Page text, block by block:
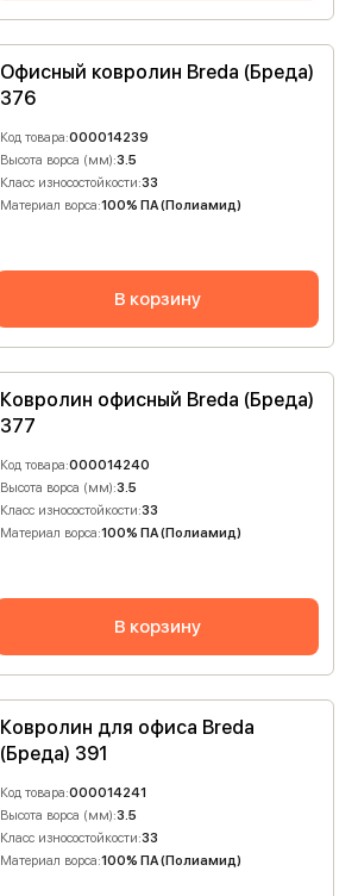
Офисный ковролин Breda (Бреда)
376
Код товара:000014239
Высота ворса (мм):3.5
Класс износостойкости:33
Материал ворса:100% ПА (Полиамид)
В корзину
Ковролин офисный Breda (Бреда)
377
Код товара:000014240
Высота ворса (мм):3.5
Класс износостойкости:33
Материал ворса:100% ПА (Полиамид)
В корзину
Ковролин для офиса Breda
(Бреда) 391
Код товара:000014241
Высота ворса (мм):3.5
Класс износостойкости:33
Материал ворса:100% ПА (Полиамид)